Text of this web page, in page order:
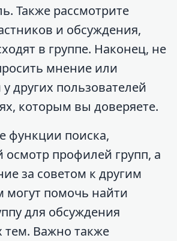
Также рассмотрите
и обсуждения,
в группе. Наконец, не
мнение или
других пользователей
которым вы доверяете.
функции поиска,
профилей групп, а
за советом к другим
могут помочь найти
для обсуждения
Важно также